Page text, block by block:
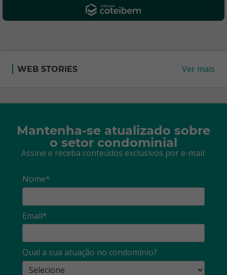
WEB STORIES Ver mais
Mantenha-se atualizado sobre
o setor condominial
Assine e receba conteúdos exclusivos por e-mail:
Nome*
Email*
Qual a sua atuação no condomínio?